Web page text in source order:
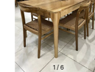
1 / 6